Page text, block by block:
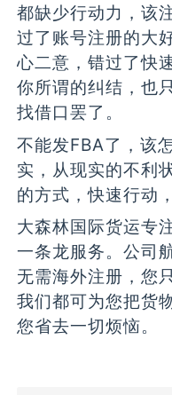
都缺少行动力，该
过了账号注册的大
心二意，错过了快
你所谓的纠结，也
找借口罢了。
不能发FBA了，该
实，从现实的不利
的方式，快速行动
大森林国际货运专
一条龙服务。公司
无需海外注册，您
我们都可为您把货
您省去一切烦恼。